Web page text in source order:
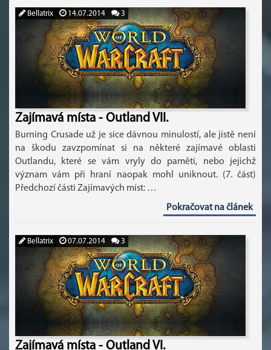
Bellatrix 14.07.2014 3
Zajímavá místa - Outland VII.
Burning Crusade už je sice dávnou minulostí, ale jistě není
na škodu zavzpomínat si na některé zajímavé oblasti
Outlandu, které se vám vryly do paměti, nebo jejichž
význam vám při hraní naopak mohl uniknout. (7. část)
Předchozí části Zajímavých míst: …
Pokračovat na článek
Bellatrix 07.07.2014 3
Zajímavá místa - Outland VI.